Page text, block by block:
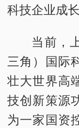
科技企业成长
当前，
三角）国际
壮大世界高
技创新策源
为一家国资